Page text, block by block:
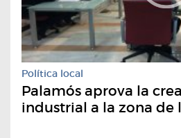
Política local
Palamós aprova la
industrial a la zona de